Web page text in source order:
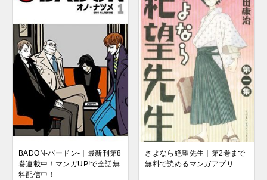
BADON-バードン-｜最新刊第8
巻連載中！マンガUP!で全話無
料配信中！
さよなら絶望先生｜第2巻まで
無料で読めるマンガアプリ